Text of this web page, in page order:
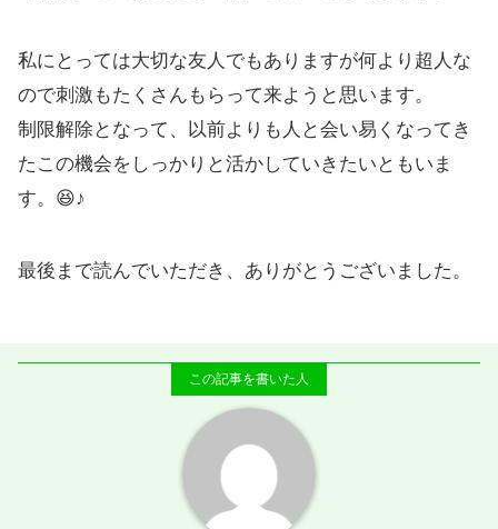
私にとっては大切な友人でもありますが何より超人な
ので刺激もたくさんもらって来ようと思います。
制限解除となって、以前よりも人と会い易くなってき
たこの機会をしっかりと活かしていきたいともいま
す。😆♪
最後まで読んでいただき、ありがとうございました。